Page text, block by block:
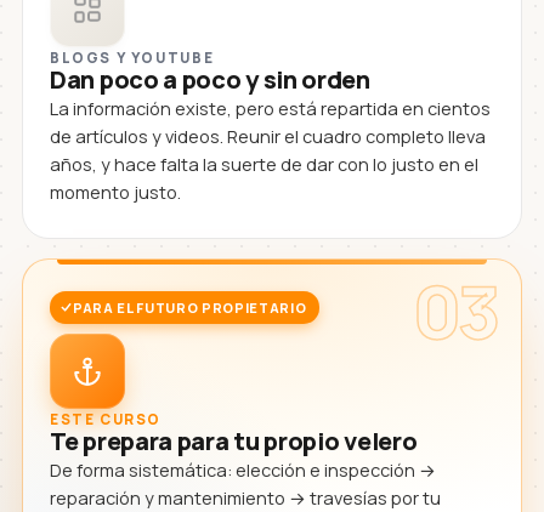
BLOGS Y YOUTUBE
Dan poco a poco y sin orden
La información existe, pero está repartida en cientos
de artículos y videos. Reunir el cuadro completo lleva
años, y hace falta la suerte de dar con lo justo en el
momento justo.
03
PARA EL FUTURO PROPIETARIO
ESTE CURSO
Te prepara para tu propio velero
De forma sistemática: elección e inspección →
reparación y mantenimiento → travesías por tu